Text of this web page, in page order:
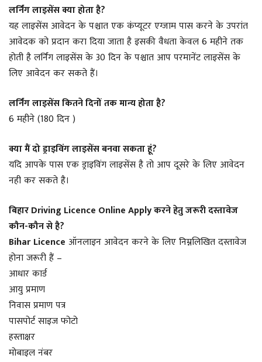
लर्निंग लाइसेंस क्या होता है?
यह लाइसेंस आवेदन के पश्चात एक कंप्यूटर एग्जाम पास करने के उपरांत
आवेदक को प्रदान करा दिया जाता है इसकी वैधता केवल 6 महीने तक
होती है लर्निंग लाइसेंस के 30 दिन के पश्चात आप परमानेंट लाइसेंस के
लिए आवेदन कर सकते हैं।
लर्निंग लाइसेंस कितने दिनों तक मान्य होता है?
6 महीने (180 दिन )
क्या मैं दो ड्राइविंग लाइसेंस बनवा सकता हूं?
यदि आपके पास एक ड्राइविंग लाइसेंस है तो आप दूसरे के लिए आवेदन
नही कर सकते है।
बिहार Driving Licence Online Apply करने हेतु जरूरी दस्तावेज
कौन-कौन से है?
Bihar Licence ऑनलाइन आवेदन करने के लिए निम्नलिखित दस्तावेज
होना जरूरी हैं –
आधार कार्ड
आयु प्रमाण
निवास प्रमाण पत्र
पासपोर्ट साइज फोटो
हस्ताक्षर
मोबाइल नंबर